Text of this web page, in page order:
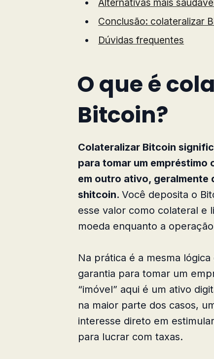
Alternativas mais
Conclusão: colateralizar
Dúvidas frequentes
O que é
Bitcoin?
Colateralizar Bitcoin
para tomar um empréstimo
em outro ativo, geralmente
shitcoin. Você deposita o
esse valor como colateral e
moeda enquanto a
Na prática é a mesma
garantia para tomar um
“imóvel” aqui é um ativo
na maior parte dos casos,
interesse direto em
para lucrar com taxas.